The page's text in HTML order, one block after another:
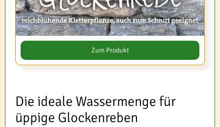
Zum Produkt
Die ideale Wassermenge für
üppige Glockenreben